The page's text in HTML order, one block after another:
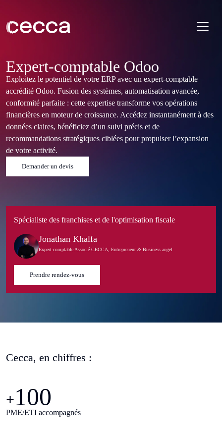
Expert-comptable Odoo
Exploitez le potentiel de votre ERP avec un expert-comptable
accrédité Odoo. Fusion des systèmes, automatisation avancée,
conformité parfaite : cette expertise transforme vos opérations
financières en moteur de croissance. Accédez instantanément à des
données claires, bénéficiez d’un suivi précis et de
recommandations stratégiques ciblées pour propulser l’expansion
de votre activité.
Demander un devis
Spécialiste des franchises et de l'optimisation fiscale
Jonathan Khalfa
Expert-comptable Associé CECCA, Entrepreneur & Business angel
Prendre rendez-vous
Cecca, en chiffres :
+100
PME/ETI accompagnés